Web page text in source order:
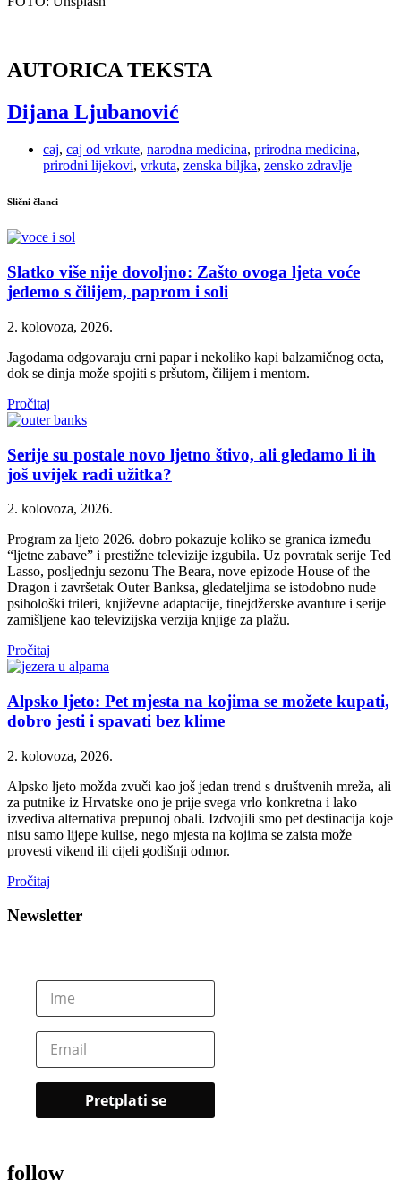
AUTORICA TEKSTA
Dijana Ljubanović
caj, caj od vrkute, narodna medicina, prirodna medicina,
prirodni lijekovi, vrkuta, zenska biljka, zensko zdravlje
Slični članci
Slatko više nije dovoljno: Zašto ovoga ljeta voće
jedemo s čilijem, paprom i soli
2. kolovoza, 2026.
Jagodama odgovaraju crni papar i nekoliko kapi balzamičnog octa,
dok se dinja može spojiti s pršutom, čilijem i mentom.
Pročitaj
Serije su postale novo ljetno štivo, ali gledamo li ih
još uvijek radi užitka?
2. kolovoza, 2026.
Program za ljeto 2026. dobro pokazuje koliko se granica između
“ljetne zabave” i prestižne televizije izgubila. Uz povratak serije Ted
Lasso, posljednju sezonu The Beara, nove epizode House of the
Dragon i završetak Outer Banksa, gledateljima se istodobno nude
psihološki trileri, književne adaptacije, tinejdžerske avanture i serije
zamišljene kao televizijska verzija knjige za plažu.
Pročitaj
Alpsko ljeto: Pet mjesta na kojima se možete kupati,
dobro jesti i spavati bez klime
2. kolovoza, 2026.
Alpsko ljeto možda zvuči kao još jedan trend s društvenih mreža, ali
za putnike iz Hrvatske ono je prije svega vrlo konkretna i lako
izvediva alternativa prepunoj obali. Izdvojili smo pet destinacija koje
nisu samo lijepe kulise, nego mjesta na kojima se zaista može
provesti vikend ili cijeli godišnji odmor.
Pročitaj
Newsletter
follow